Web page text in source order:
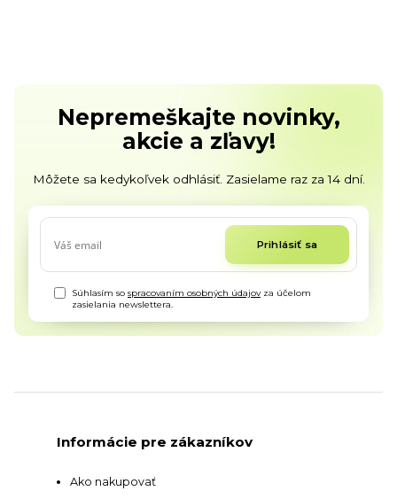
Nepremeškajte novinky,
akcie a zľavy!
Môžete sa kedykoľvek odhlásiť. Zasielame raz za 14 dní.
Prihlásiť sa
Súhlasím sospracovaním osobných údajovza účelom
zasielania newslettera.
Informácie pre zákazníkov
Ako nakupovať